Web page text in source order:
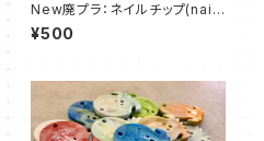
New廃プラ：ネイルチップ(nail
chip)10枚入
¥500